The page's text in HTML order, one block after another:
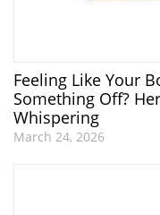
Feeling Like Your
Something Off?
Whispering
March 24, 2026